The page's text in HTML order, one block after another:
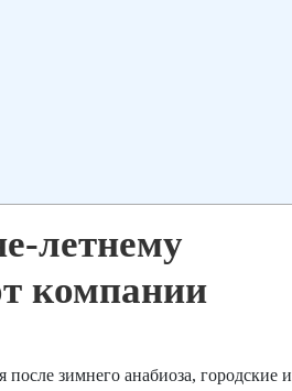
летнему
компании
зимнего анабиоза, городские и